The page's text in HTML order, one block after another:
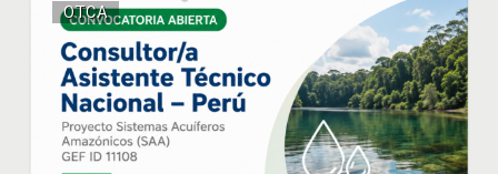
OTCA
convocatoria
para
Consultor/a
Asistente
Técnico
OTCA